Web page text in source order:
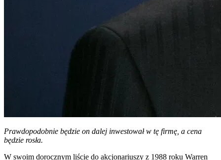
Prawdopodobnie będzie on dalej inwestował w tę firmę, a cena
będzie rosła.
W swoim dorocznym liście do akcjonariuszy z 1988 roku Warren